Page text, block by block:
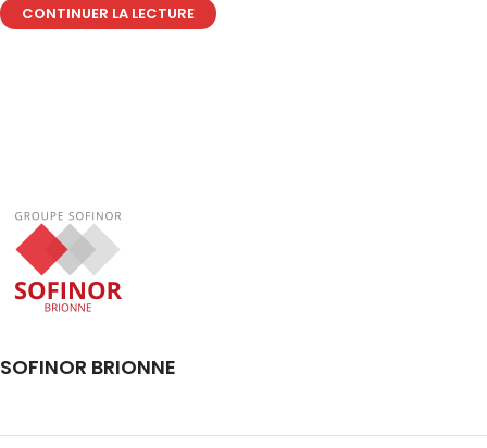
CONTINUER LA LECTURE
SOFINOR BRIONNE